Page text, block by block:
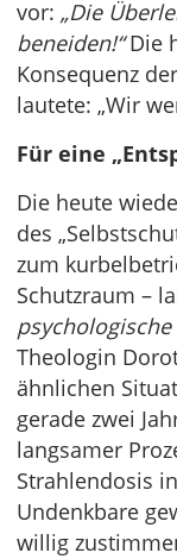
vor: „Die
beneiden!“Die
Konsequenz
lautete: „Wir
Für eine
Die heute
des
zum
Schutzraum –
Theologin
ähnlichen
gerade zwei
langsamer
Strahlendosis
Undenkbare
willig